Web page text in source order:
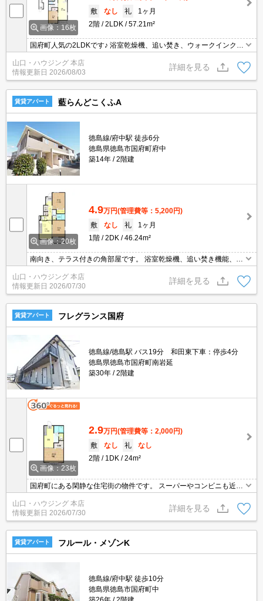
画像：16枚
敷
なし 礼
1ヶ月
2階
2LDK 57.21m²
国府町人気の2LDKです♪ 浴室乾燥機、追い焚き、ウォークインクロ
ーゼット付き！ 収納たっぷりの嬉しいお部屋です。 お気軽にお問い
合わせくださいませ。
山口・ハウジング 本店
情報更新日 2026/08/03
詳細を見る
賃貸アパート 藍らんどこくふA
徳島線/府中駅 徒歩6分
徳島県徳島市国府町府中
築14年
2階建
画像：20枚
4.9万円(管理費等：5,200円)
敷
なし 礼
1ヶ月
1階
2DK 46.24m²
南向き、テラス付きの角部屋です。 浴室乾燥機、追い焚き機能、温
水洗浄便座、シャワー付き洗面台など多数の設備あり。 クローゼッ
ト、シューズボックス、床下収納など収納スペースもたっぷりで
す！ 是非一度お気軽にお問い合わせください。
山口・ハウジング 本店
情報更新日 2026/07/30
詳細を見る
賃貸アパート フレグランス国府
徳島線/徳島駅 バス19分 和田東下車：停歩4分
徳島県徳島市国府町南岩延
築30年
2階建
画像：23枚
2.9万円(管理費等：2,000円)
敷
なし 礼
なし
2階
1DK 24m²
国府町にある閑静な住宅街の物件です。 スーパーやコンビニも近く
充実した環境です。 クローゼット、シューズボックス、B・T別、フ
ローリング、室内洗濯機置き場、独立洗面台などその他多数の設備
有り！ お問い合わせお待ちしております。
山口・ハウジング 本店
情報更新日 2026/07/30
詳細を見る
賃貸アパート フルール・メゾンK
徳島線/府中駅 徒歩10分
徳島県徳島市国府町中